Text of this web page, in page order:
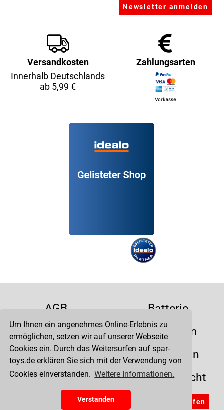
Um Ihnen ein angenehmes Online-Erlebnis zu
ermöglichen, setzen wir auf unserer Webseite
Cookies ein. Durch das Weitersurfen auf spar-
toys.de erklären Sie sich mit der Verwendung von
Cookies einverstanden. Weitere Informationen.
Verstanden
Versandkosten
Innerhalb Deutschlands
ab 5,99 €
Zahlungsarten
AGB
Batterie
Datenschutz
Impressum
Kontakt
Liefertermin
Versandkosten
Widerrufsrecht